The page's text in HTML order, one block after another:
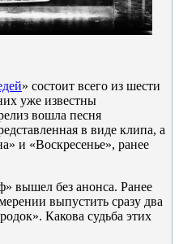
» состоит всего из шести
уже известны
вошла песня
в виде клипа, а
и «Воскресенье», ранее
вышел без анонса. Ранее
выпустить сразу два
Какова судьба этих